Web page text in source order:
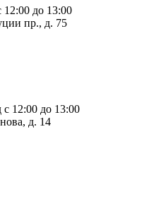
до 13:00
пр., д. 75
12:00 до 13:00
д. 14